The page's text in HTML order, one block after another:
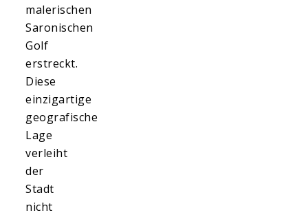
malerischen
Saronischen
Golf
erstreckt.
Diese
einzigartige
geografische
Lage
verleiht
der
Stadt
nicht